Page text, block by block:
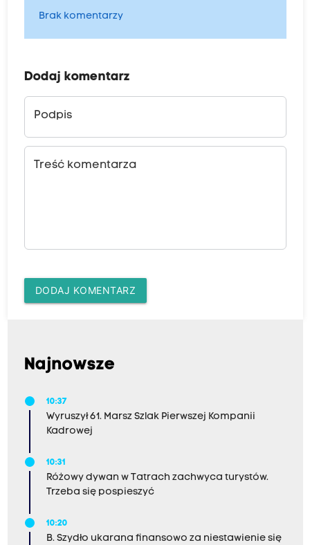
Brak komentarzy
Dodaj komentarz
Podpis
Treść komentarza
DODAJ KOMENTARZ
Najnowsze
10:37
Wyruszył 61. Marsz Szlak Pierwszej Kompanii
Kadrowej
10:31
Różowy dywan w Tatrach zachwyca turystów.
Trzeba się pospieszyć
10:20
B. Szydło ukarana finansowo za niestawienie się